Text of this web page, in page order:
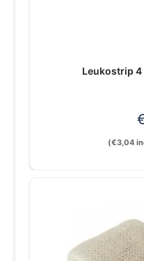
Leukostrip
(€3,04